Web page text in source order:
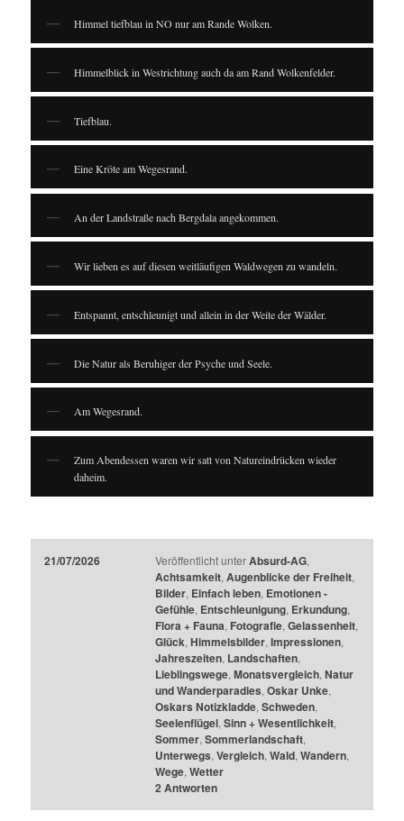
Himmel tiefblau in NO nur am Rande Wolken.
Himmelblick in Westrichtung auch da am Rand Wolkenfelder.
Tiefblau.
Eine Kröte am Wegesrand.
An der Landstraße nach Bergdala angekommen.
Wir lieben es auf diesen weitläufigen Waldwegen zu wandeln.
Entspannt, entschleunigt und allein in der Weite der Wälder.
Die Natur als Beruhiger der Psyche und Seele.
Am Wegesrand.
Zum Abendessen waren wir satt von Natureindrücken wieder
daheim.
21/07/2026 Veröffentlicht unter Absurd-AG,
Achtsamkeit, Augenblicke der Freiheit,
Bilder, Einfach leben, Emotionen -
Gefühle, Entschleunigung, Erkundung,
Flora + Fauna, Fotografie, Gelassenheit,
Glück, Himmelsbilder, Impressionen,
Jahreszeiten, Landschaften,
Lieblingswege, Monatsvergleich, Natur
und Wanderparadies, Oskar Unke,
Oskars Notizkladde, Schweden,
Seelenflügel, Sinn + Wesentlichkeit,
Sommer, Sommerlandschaft,
Unterwegs, Vergleich, Wald, Wandern,
Wege, Wetter
2 Antworten